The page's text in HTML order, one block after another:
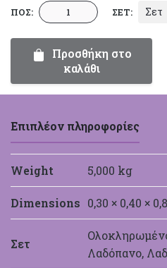
ΠΟΣ: Βαπτιστικό
Σετ
ΣΕΤ507
ποσότητα
ΣΕΤ: Σετ
Προσθήκη στο
καλάθι
Επιπλέον πληροφορίες
Weight 5,000 kg
Dimensions 0,30 × 0,40 ×
Σετ
Λαδόπανο,